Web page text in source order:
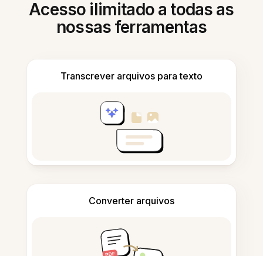
Acesso ilimitado a todas as
nossas ferramentas
Transcrever arquivos para texto
Converter arquivos